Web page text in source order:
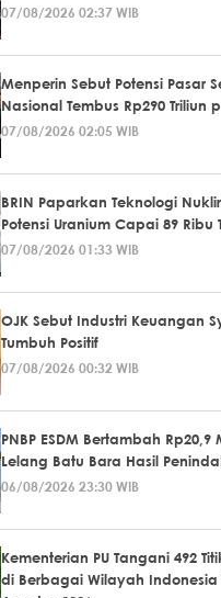
07/08/2026 02:37 WIB
Menperin Sebut Potensi Pasar
Nasional Tembus Rp290 Triliun
07/08/2026 02:05 WIB
BRIN Paparkan Teknologi
Potensi Uranium Capai 89 Ribu
07/08/2026 01:33 WIB
OJK Sebut Industri Keuangan
Tumbuh Positif
07/08/2026 00:32 WIB
PNBP ESDM Bertambah Rp20,9
Lelang Batu Bara Hasil
06/08/2026 23:30 WIB
Kementerian PU Tangani 492
di Berbagai Wilayah